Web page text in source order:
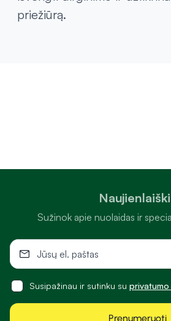
priežiūrą.
Sužinok apie nuolaidas ir
Susipažinau ir sutinku su privatumo
Prenumeruoti